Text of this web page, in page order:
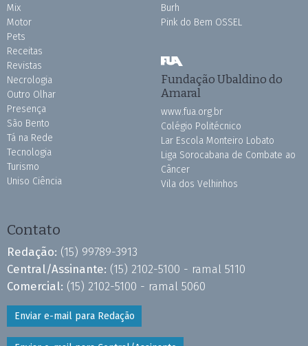
Mix
Motor
Pets
Receitas
Revistas
Necrologia
Outro Olhar
Presença
São Bento
Tá na Rede
Tecnologia
Turismo
Uniso Ciência
Burh
Pink do Bem OSSEL
Fundação Ubaldino do
Amaral
www.fua.org.br
Colégio Politécnico
Lar Escola Monteiro Lobato
Liga Sorocabana de Combate ao
Câncer
Vila dos Velhinhos
Contato
Redação: (15) 99789-3913
Central/Assinante: (15) 2102-5100 - ramal 5110
Comercial: (15) 2102-5100 - ramal 5060
Enviar e-mail para Redação